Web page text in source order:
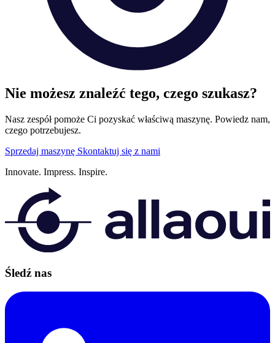
Nie możesz znaleźć tego, czego szukasz?
Nasz zespół pomoże Ci pozyskać właściwą maszynę. Powiedz nam,
czego potrzebujesz.
Sprzedaj maszynę Skontaktuj się z nami
Innovate. Impress. Inspire.
Śledź nas